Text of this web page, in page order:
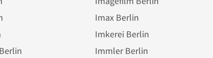
Imax Berlin
Imkerei Berlin
Immler Berlin